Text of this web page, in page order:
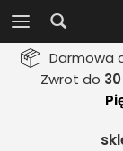
Darmowa
Zwrot do